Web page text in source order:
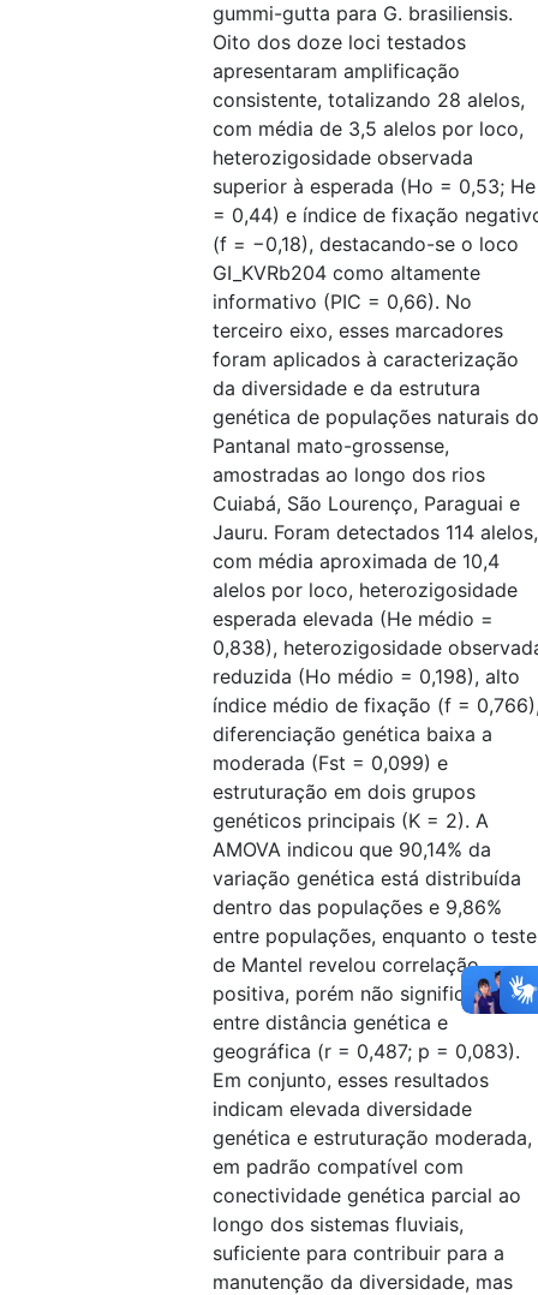
gummi-gutta para G. brasiliensis.
Oito dos doze loci testados
apresentaram amplificação
consistente, totalizando 28 alelos,
com média de 3,5 alelos por loco,
heterozigosidade observada
superior à esperada (Ho = 0,53; He
= 0,44) e índice de fixação
(f = −0,18), destacando-se o loco
GI_KVRb204 como altamente
informativo (PIC = 0,66). No
terceiro eixo, esses marcadores
foram aplicados à caracterização
da diversidade e da estrutura
genética de populações naturais do
Pantanal mato-grossense,
amostradas ao longo dos rios
Cuiabá, São Lourenço, Paraguai e
Jauru. Foram detectados 114 alelos,
com média aproximada de 10,4
alelos por loco, heterozigosidade
esperada elevada (He médio =
0,838), heterozigosidade
reduzida (Ho médio = 0,198), alto
índice médio de fixação (f =
diferenciação genética baixa a
moderada (Fst = 0,099) e
estruturação em dois grupos
genéticos principais (K = 2). A
AMOVA indicou que 90,14% da
variação genética está distribuída
dentro das populações e 9,86%
entre populações, enquanto o teste
de Mantel revelou correlação
positiva, porém não significativa,
entre distância genética e
geográfica (r = 0,487; p = 0,083).
Em conjunto, esses resultados
indicam elevada diversidade
genética e estruturação moderada,
em padrão compatível com
conectividade genética parcial ao
longo dos sistemas fluviais,
suficiente para contribuir para a
manutenção da diversidade, mas